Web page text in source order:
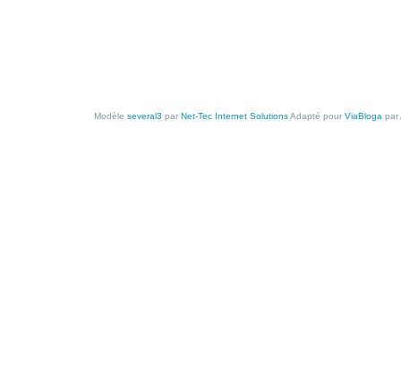
Modèle several3 par Net-Tec Internet SolutionsAdapté pour ViaBloga par